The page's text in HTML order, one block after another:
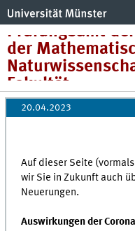
Prüfungsamt
der
Fakultät
20.04.2023
Auf dieser Seite
wir Sie in Zukunft auch
Neuerungen.
Auswirkungen der